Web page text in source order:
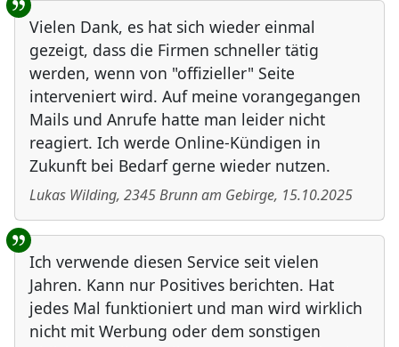
Vielen Dank, es hat sich wieder einmal
gezeigt, dass die Firmen schneller tätig
werden, wenn von "offizieller" Seite
interveniert wird. Auf meine vorangegangen
Mails und Anrufe hatte man leider nicht
reagiert. Ich werde Online-Kündigen in
Zukunft bei Bedarf gerne wieder nutzen.
Lukas Wilding, 2345Brunn am Gebirge, 15.10.2025
Ich verwende diesen Service seit vielen
Jahren. Kann nur Positives berichten. Hat
jedes Mal funktioniert und man wird wirklich
nicht mit Werbung oder dem sonstigen